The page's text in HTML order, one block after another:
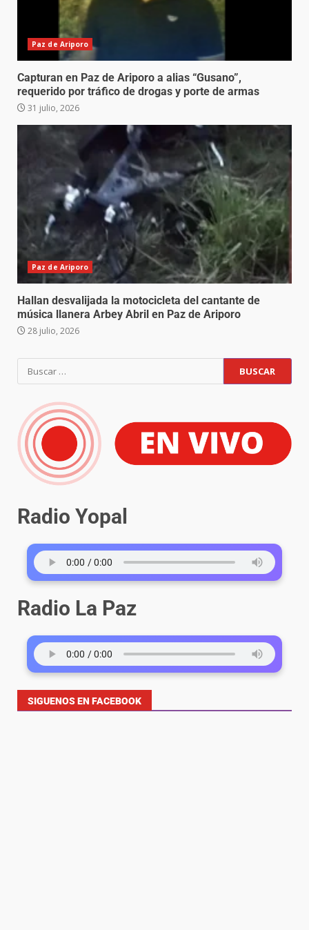
Paz de Ariporo
Capturan en Paz de Ariporo a alias “Gusano”,
requerido por tráfico de drogas y porte de armas
31 julio, 2026
Paz de Ariporo
Hallan desvalijada la motocicleta del cantante de
música llanera Arbey Abril en Paz de Ariporo
28 julio, 2026
Radio Yopal
Radio La Paz
SIGUENOS EN FACEBOOK